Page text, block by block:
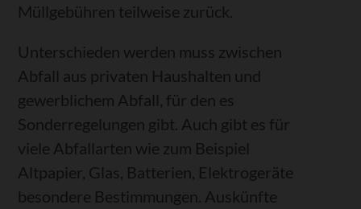
Müllgebühren teilweise zurück.
Unterschieden werden muss zwischen
Abfall aus privaten Haushalten und
gewerblichem Abfall, für den es
Sonderregelungen gibt. Auch gibt es für
viele Abfallarten wie zum Beispiel
Altpapier, Glas, Batterien, Elektrogeräte
besondere Bestimmungen. Auskünfte